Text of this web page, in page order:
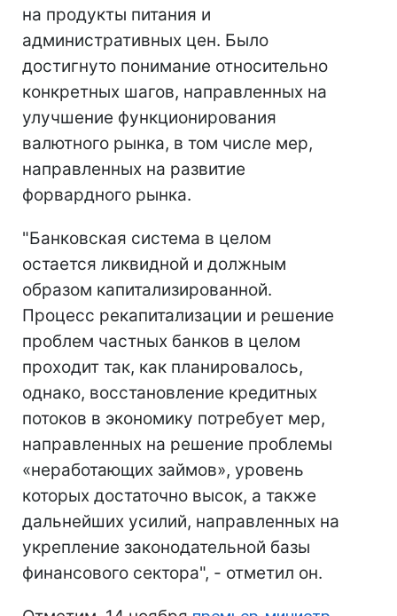
на продукты питания и
административных цен. Было
достигнуто понимание относительно
конкретных шагов, направленных на
улучшение функционирования
валютного рынка, в том числе мер,
направленных на развитие
форвардного рынка.
"Банковская система в целом
остается ликвидной и должным
образом капитализированной.
Процесс рекапитализации и решение
проблем частных банков в целом
проходит так, как планировалось,
однако, восстановление кредитных
потоков в экономику потребует мер,
направленных на решение проблемы
«неработающих займов», уровень
которых достаточно высок, а также
дальнейших усилий, направленных на
укрепление законодательной базы
финансового сектора", - отметил он.